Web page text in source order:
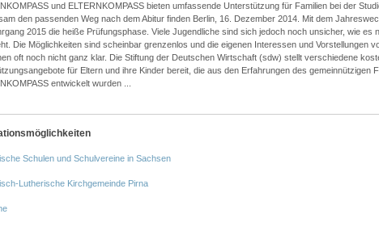
und ELTERNKOMPASS bieten umfassende Unterstützung für Familien bei der
den passenden Weg nach dem Abitur finden Berlin, 16. Dezember 2014. Mit dem
2015 die heiße Prüfungsphase. Viele Jugendliche sind sich jedoch noch unsicher, wie es
Die Möglichkeiten sind scheinbar grenzenlos und die eigenen Interessen und Vorstellungen
oft noch nicht ganz klar. Die Stiftung der Deutschen Wirtschaft (sdw) stellt verschiedene
für Eltern und ihre Kinder bereit, die aus den Erfahrungen des gemeinnützigen
entwickelt wurden ...
Schulen und Schulvereine in Sachsen
Lutherische Kirchgemeinde Pirna